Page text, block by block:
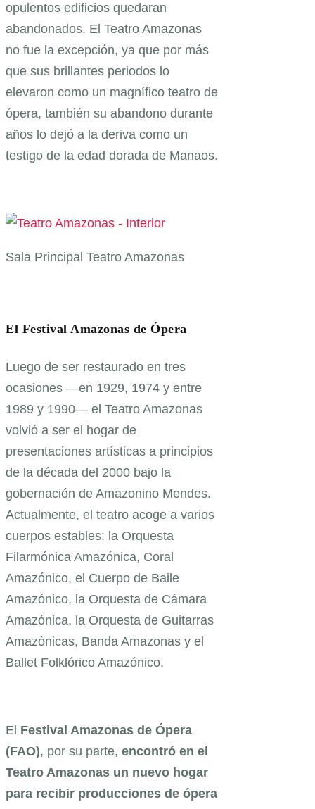
opulentos edificios quedaran
abandonados. El Teatro Amazonas
no fue la excepción, ya que por más
que sus brillantes periodos lo
elevaron como un magnífico teatro de
ópera, también su abandono durante
años lo dejó a la deriva como un
testigo de la edad dorada de Manaos.
Sala Principal Teatro Amazonas
El Festival Amazonas de Ópera
Luego de ser restaurado en tres
ocasiones —en 1929, 1974 y entre
1989 y 1990— el Teatro Amazonas
volvió a ser el hogar de
presentaciones artísticas a principios
de la década del 2000 bajo la
gobernación de Amazonino Mendes.
Actualmente, el teatro acoge a varios
cuerpos estables: la Orquesta
Filarmónica Amazónica, Coral
Amazónico, el Cuerpo de Baile
Amazónico, la Orquesta de Cámara
Amazónica, la Orquesta de Guitarras
Amazónicas, Banda Amazonas y el
Ballet Folklórico Amazónico.
El Festival Amazonas de Ópera
(FAO), por su parte, encontró en el
Teatro Amazonas un nuevo hogar
para recibir producciones de ópera